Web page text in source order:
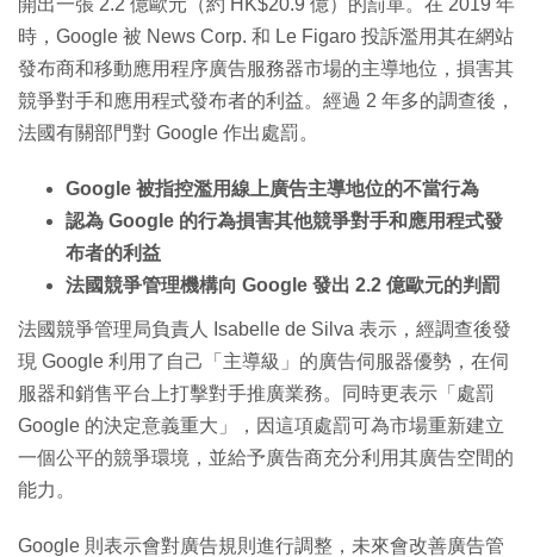
時，Google 被 News Corp. 和 Le Figaro 投訴濫用其在網站
發布商和移動應用程序廣告服務器市場的主導地位，損害其
競爭對手和應用程式發布者的利益。經過 2 年多的調查後，
法國有關部門對 Google 作出處罰。
Google 被指控濫用線上廣告主導地位的不當行為
認為 Google 的行為損害其他競爭對手和應用程式發
布者的利益
法國競爭管理機構向 Google 發出 2.2 億歐元的判罰
法國競爭管理局負責人 Isabelle de Silva 表示，經調查後發
現 Google 利用了自己「主導級」的廣告伺服器優勢，在伺
服器和銷售平台上打擊對手推廣業務。同時更表示「處罰
Google 的決定意義重大」，因這項處罰可為市場重新建立
一個公平的競爭環境，並給予廣告商充分利用其廣告空間的
能力。
Google 則表示會對廣告規則進行調整，未來會改善廣告管